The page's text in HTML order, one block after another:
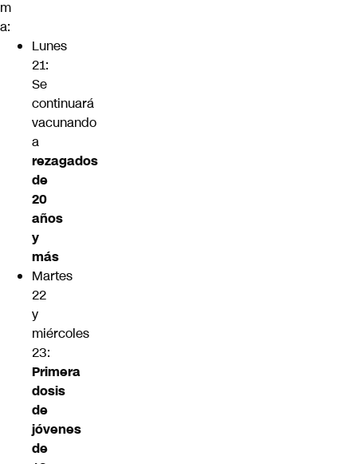
m
a:
Lunes
21:
Se
continuará
vacunando
a
rezagados
de
20
años
y
más
Martes
22
y
miércoles
23:
Primera
dosis
de
jóvenes
de